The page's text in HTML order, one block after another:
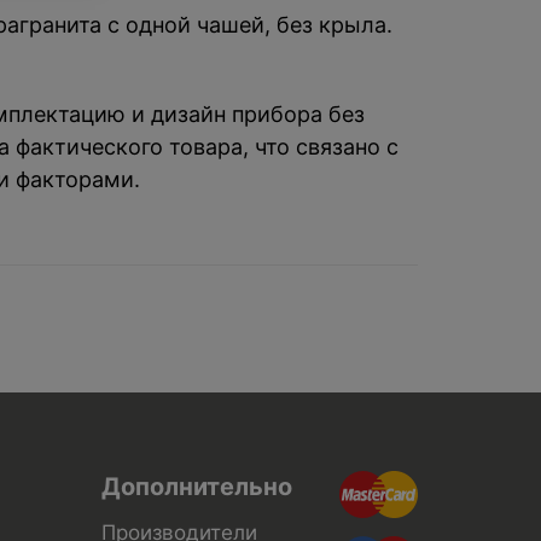
с одной чашей, без крыла.
и дизайн прибора без
товара, что связано с
факторами.
Дополнительно
Производители